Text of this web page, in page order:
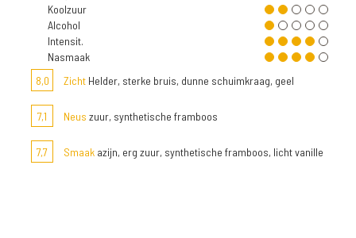
Koolzuur
Alcohol
Intensit.
Nasmaak
8,0
Zicht Helder, sterke bruis, dunne schuimkraag, geel
7,1 Neus zuur, synthetische framboos
7,7 Smaak azijn, erg zuur, synthetische framboos, licht vanille